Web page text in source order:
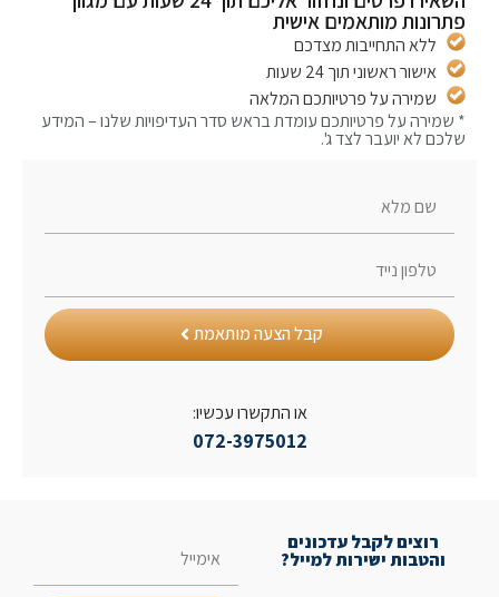
מותאמים אישית
ללא התחייבות מצדכם
אישור ראשוני תוך 24 שעות
שמירה על פרטיותכם המלאה
על פרטיותכם עומדת בראש סדר העדיפויות שלנו – המידע
לא יועבר לצד ג'.
קבל הצעה מותאמת
או התקשרו עכשיו:
072-3975012
רוצים לקבל עדכונים
והטבות ישירות למייל?